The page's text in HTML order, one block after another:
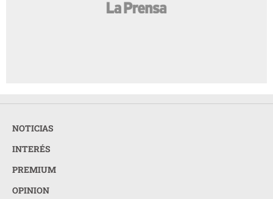
NOTICIAS
INTERÉS
PREMIUM
OPINION